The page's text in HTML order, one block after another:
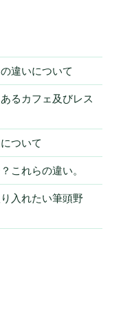
違いについて
るカフェ及びレス
ついて
これらの違い。
入れたい筆頭野